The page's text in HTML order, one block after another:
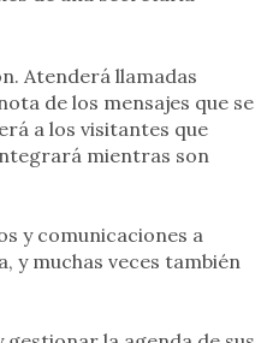
Atenderá llamadas
de los mensajes que se
a los visitantes que
mientras son
y comunicaciones a
y muchas veces también